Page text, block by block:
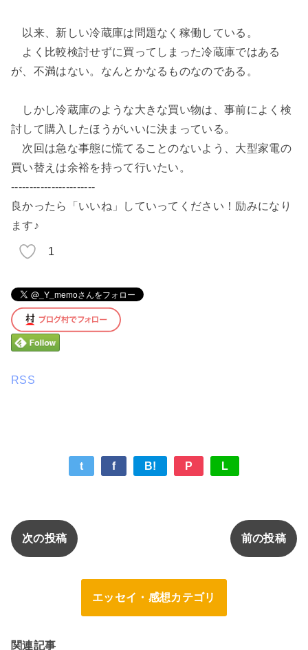
以来、新しい冷蔵庫は問題なく稼働している。
よく比較検討せずに買ってしまった冷蔵庫ではある
が、不満はない。なんとかなるものなのである。
しかし冷蔵庫のような大きな買い物は、事前によく検
討して購入したほうがいいに決まっている。
次回は急な事態に慌てることのないよう、大型家電の
買い替えは余裕を持って行いたい。
-----------------------
良かったら「いいね」していってください！励みになり
ます♪
1
RSS
t f B! P L
次の投稿 前の投稿
エッセイ・感想カテゴリ
関連記事